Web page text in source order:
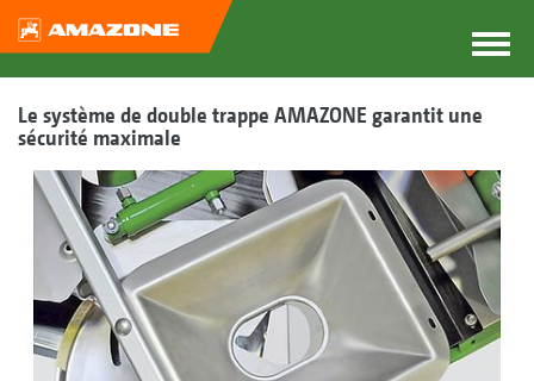
Le système de double trappe AMAZONE garantit une
sécurité maximale